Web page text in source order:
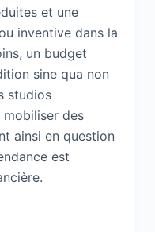
et une
inventive dans la
un budget
sine qua non
studios
mobiliser des
ainsi en question
est